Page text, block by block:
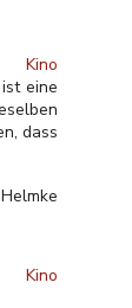
Kino
eine
dass
Kino